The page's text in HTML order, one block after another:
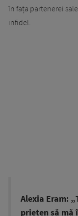
în fața partenerei
infidel.
Alexia Eram:
prieten să mă